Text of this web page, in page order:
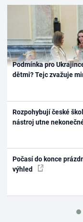
Podmínka pro
dětmi? Tejc zvažuje
Rozpohybují české
nástroj utne
Počasí do konce
výhled